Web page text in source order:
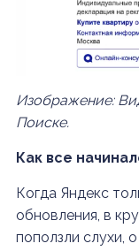
Изображение:
Поиске.
Как все
Когда Яндекс
обновления, в
поползли слухи,